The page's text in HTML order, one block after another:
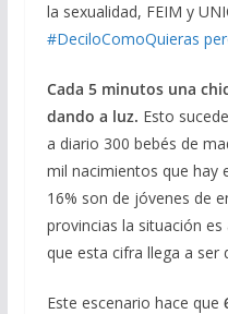
la sexualidad, FEIM y
#DeciloComoQuieras
Cada 5 minutos una
dando a luz. Esto
a diario 300 bebés de
mil nacimientos que hay
16% son de jóvenes de
provincias la situación
que esta cifra llega a ser
Este escenario hace que